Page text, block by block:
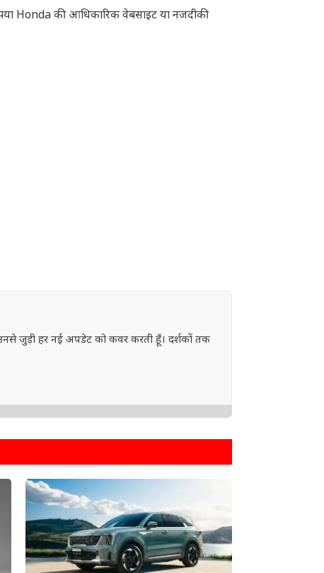
Honda की आधिकारिक वेबसाइट या नजदीकी
जुड़ी हर नई अपडेट को कवर करती हूँ। दर्शकों तक